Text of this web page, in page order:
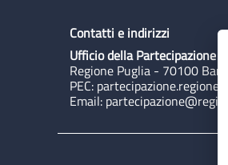
Contatti e indirizzi
Ufficio della Partecipazione
Regione Puglia - 70100
PEC:
Email: